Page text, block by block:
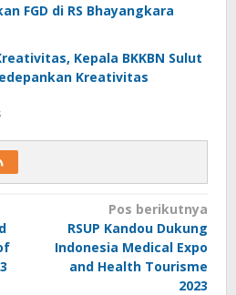
FGD di RS Bhayangkara
Kepala BKKBN Sulut
Kreativitas
Pos berikutnya
RSUP Kandou Dukung
Indonesia Medical Expo
and Health Tourisme
2023